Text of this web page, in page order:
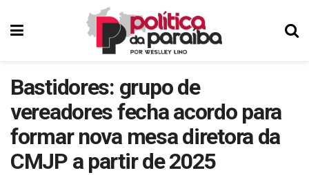
Bastidores: grupo de
vereadores fecha acordo para
formar nova mesa diretora da
CMJP a partir de 2025